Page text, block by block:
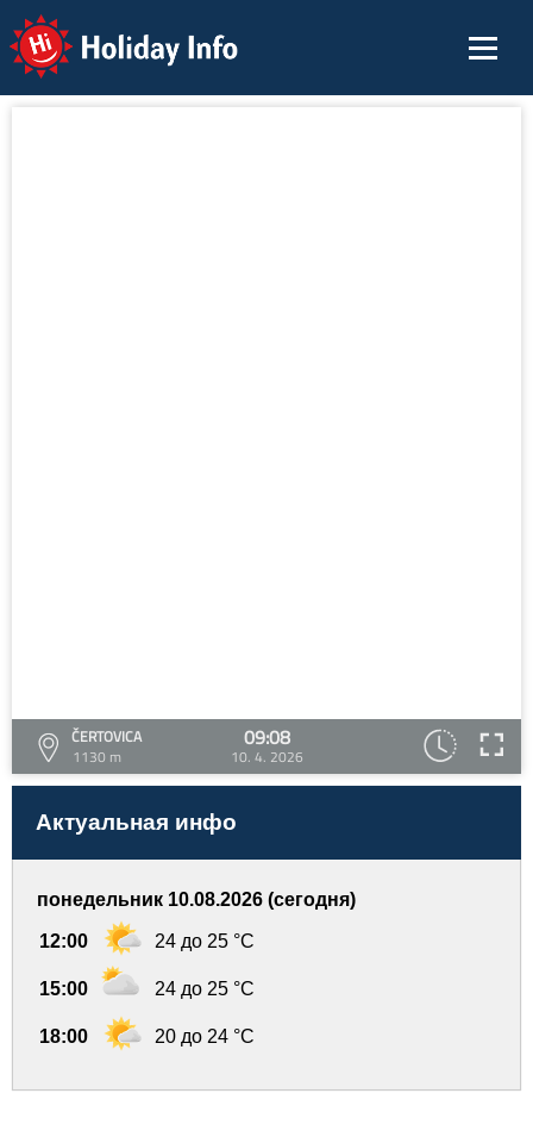
Holiday Info
ČERTOVICA
1130 m
09:08
10. 4. 2026
Актуальная инфо
понедельник 10.08.2026 (сегодня)
12:00 24 до 25 °C
15:00 24 до 25 °C
18:00 20 до 24 °C